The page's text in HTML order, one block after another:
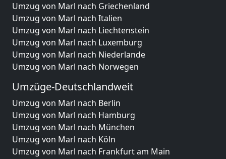
Umzug von Marl nach Griechenland
Umzug von Marl nach Italien
Umzug von Marl nach Liechtenstein
Umzug von Marl nach Luxemburg
Umzug von Marl nach Niederlande
Umzug von Marl nach Norwegen
Umzüge-Deutschlandweit
Umzug von Marl nach Berlin
Umzug von Marl nach Hamburg
Umzug von Marl nach München
Umzug von Marl nach Köln
Umzug von Marl nach Frankfurt am Main